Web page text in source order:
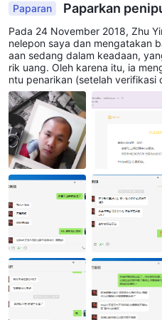
Paparan
Paparkan
ng
Pada 24 November 2018, Zhu
nelepon saya dan mengatakan
aan sedang dalam keadaan,
rik uang. Oleh karena itu, ia
ntu penarikan (setelah verifikasi
sendiri, yang katanya murni
28 Desember 2018, ia menipu
Saya menelepon perusahaan itu
nggan mereka mengabaikan
mengirim keluhan email ke
a Zhu Yiming telah dipecat
aan. Jadi itu tidak terkait
kan itu adalah tindakan pribadi
h saya. Namun faktanya, sejauh
kun saya, yang tidak sesuai
a periode penipuan, dia dalam
geluh dan mengungkap
as Platform Perdagangan Forex.
pelanggan yang berhati hitam
k: 4367 4212 1456 4459 078,).
saikannya, saya akan
berikutnya. Midas situs web:
Alamat Kantor: Kamar 326,
Guowei, Distrik Yangpu,